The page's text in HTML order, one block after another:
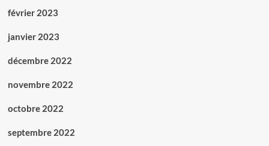
février 2023
janvier 2023
décembre 2022
novembre 2022
octobre 2022
septembre 2022